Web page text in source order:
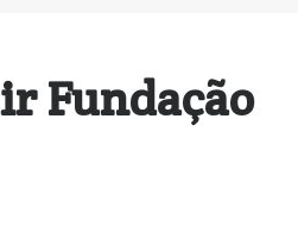
Fundação